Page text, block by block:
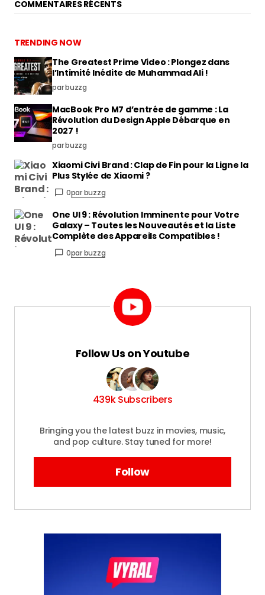
COMMENTAIRES RÉCENTS
TRENDING NOW
The Greatest Prime Video : Plongez dans
l’Intimité Inédite de Muhammad Ali !
par buzzg
MacBook Pro M7 d’entrée de gamme : La
Révolution du Design Apple Débarque en
2027 !
par buzzg
Xiaomi Civi Brand : Clap de Fin pour la Ligne la
Plus Stylée de Xiaomi ?
0par buzzg
One UI 9 : Révolution Imminente pour Votre
Galaxy – Toutes les Nouveautés et la Liste
Complète des Appareils Compatibles !
0par buzzg
Follow Us on Youtube
439k Subscribers
Bringing you the latest buzz in movies, music,
and pop culture. Stay tuned for more!
Follow